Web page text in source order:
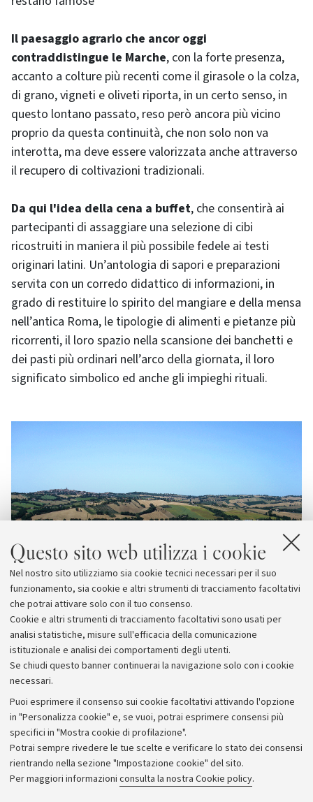
Questo sito web utilizza i cookie
Nel nostro sito utilizziamo sia cookie tecnici necessari per il suo
funzionamento, sia cookie e altri strumenti di tracciamento facoltativi
che potrai attivare solo con il tuo consenso.
Cookie e altri strumenti di tracciamento facoltativi sono usati per
analisi statistiche, misure sull'efficacia della comunicazione
istituzionale e analisi dei comportamenti degli utenti.
Se chiudi questo banner continuerai la navigazione solo con i cookie
necessari.
Puoi esprimere il consenso sui cookie facoltativi attivando l'opzione
in "Personalizza cookie" e, se vuoi, potrai esprimere consensi più
specifici in "Mostra cookie di profilazione".
Potrai sempre rivedere le tue scelte e verificare lo stato dei consensi
rientrando nella sezione "Impostazione cookie" del sito.
Per maggiori informazioni consulta la nostra Cookie policy.
Il paesaggio agrario che ancor oggi
contraddistingue le Marche, con la forte presenza,
accanto a colture più recenti come il girasole o la colza,
di grano, vigneti e oliveti riporta, in un certo senso, in
questo lontano passato, reso però ancora più vicino
proprio da questa continuità, che non solo non va
interotta, ma deve essere valorizzata anche attraverso
il recupero di coltivazioni tradizionali.
Da qui l'idea della cena a buffet, che consentirà ai
partecipanti di assaggiare una selezione di cibi
ricostruiti in maniera il più possibile fedele ai testi
originari latini. Un’antologia di sapori e preparazioni
servita con un corredo didattico di informazioni, in
grado di restituire lo spirito del mangiare e della mensa
nell’antica Roma, le tipologie di alimenti e pietanze più
ricorrenti, il loro spazio nella scansione dei banchetti e
dei pasti più ordinari nell’arco della giornata, il loro
significato simbolico ed anche gli impieghi rituali.
Archivio
Comunicati stampa
Redazione
Rassegna stampa